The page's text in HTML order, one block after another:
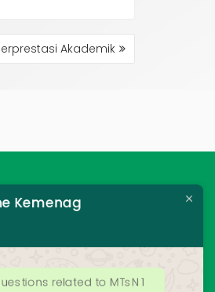
Akademik
Kemenag
related to MTsN 1